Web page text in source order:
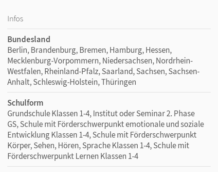
Infos
Bundesland
Berlin, Brandenburg, Bremen, Hamburg, Hessen,
Mecklenburg-Vorpommern, Niedersachsen, Nordrhein-
Westfalen, Rheinland-Pfalz, Saarland, Sachsen, Sachsen-
Anhalt, Schleswig-Holstein, Thüringen
Schulform
Grundschule Klassen 1-4, Institut oder Seminar 2. Phase
GS, Schule mit Förderschwerpunkt emotionale und soziale
Entwicklung Klassen 1-4, Schule mit Förderschwerpunkt
Körper, Sehen, Hören, Sprache Klassen 1-4, Schule mit
Förderschwerpunkt Lernen Klassen 1-4